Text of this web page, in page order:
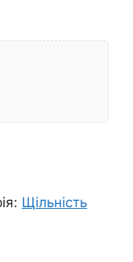
Щільність